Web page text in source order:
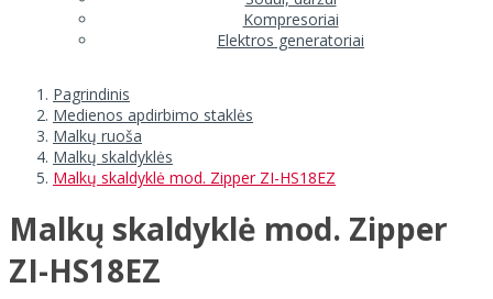
Kompresoriai
Elektros generatoriai
Pagrindinis
Medienos apdirbimo staklės
Malkų ruoša
Malkų skaldyklės
Malkų skaldyklė mod. Zipper ZI-HS18EZ
Malkų skaldyklė mod. Zipper
ZI-HS18EZ